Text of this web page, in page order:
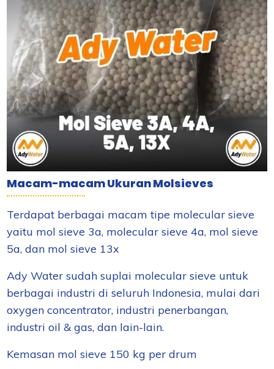
Macam-macam Ukuran Molsieves
Terdapat berbagai macam tipe molecular sieve
yaitu mol sieve 3a, molecular sieve 4a, mol sieve
5a, dan mol sieve 13x
Ady Water sudah suplai molecular sieve untuk
berbagai industri di seluruh Indonesia, mulai dari
oxygen concentrator, industri penerbangan,
industri oil & gas, dan lain-lain.
Kemasan mol sieve 150 kg per drum